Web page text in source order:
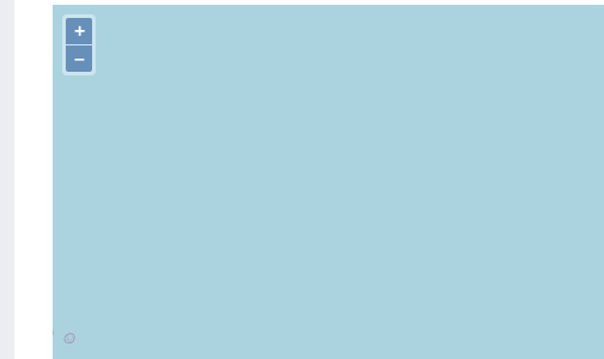
+
–